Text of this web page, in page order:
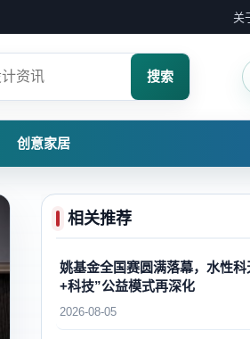
关
搜索
创意家居
相关推荐
姚基金全国赛圆满落幕，水性科
+科技”公益模式再深化
2026-08-05